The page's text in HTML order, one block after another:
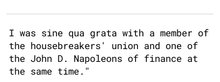
I was sine qua grata with a member of
the housebreakers' union and one of
the John D. Napoleons of finance at
the same time."